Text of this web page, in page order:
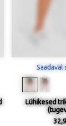
Saadaval
Lühikesed